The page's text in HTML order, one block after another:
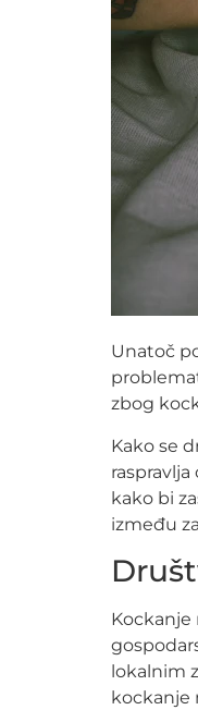
Unatoč
zbog
Kako se
kako bi
između
Kockanje
lokalnim
kockanje